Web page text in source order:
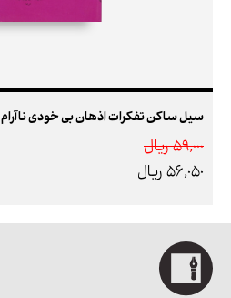
سیل ساکن تفکرات اذهان بی خودی ناآرام
59,000 ريال
56,050 ريال